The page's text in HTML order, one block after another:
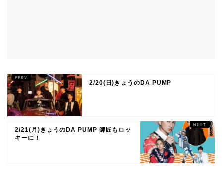
2/20(日)きょうのDA PUMP
2/21(月)きょうのDA PUMP 師匠もロッ
キーに！